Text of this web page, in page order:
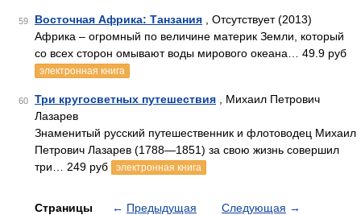
59 Восточная Африка: Танзания , Отсутствует (2013)
Африка – огромный по величине материк Земли, который
со всех сторон омывают воды мирового океана… 49.9 руб
электронная книга
60 Три кругосветных путешествия , Михаил Петрович
Лазарев
Знаменитый русский путешественник и флотоводец Михаил
Петрович Лазарев (1788—1851) за свою жизнь совершил
три… 249 руб
электронная книга
Страницы ← Предыдущая Следующая →